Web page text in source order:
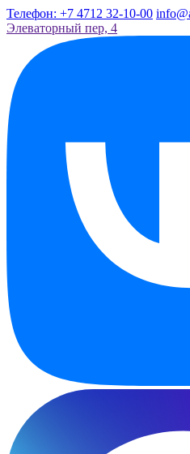
Телефон: +7 4712 32-10-00
Элеваторный пер, 4